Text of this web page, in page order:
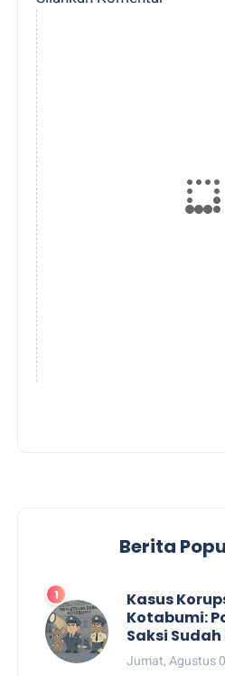
Berita
Kasus
Kotabumi:
Saksi
Jumat, Agustus